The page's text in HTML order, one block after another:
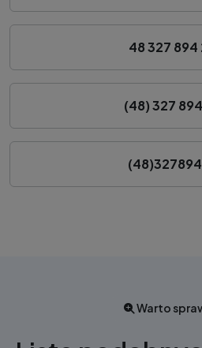
48 327 894
(48) 327
Warto